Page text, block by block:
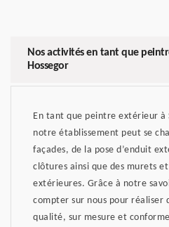
Nos activités en tant que
Hossegor
En tant que peintre extérieur à
notre établissement peut se
façades, de la pose d’enduit
clôtures ainsi que des murets
extérieures. Grâce à notre
compter sur nous pour réaliser
qualité, sur mesure et